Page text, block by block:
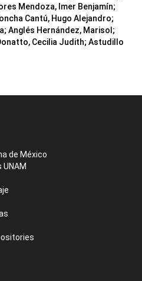
Mendoza, Imer Benjamín;
Cantú, Hugo Alejandro;
; Anglés Hernández, Marisol ;
Cecilia Judith; Astudillo
de México